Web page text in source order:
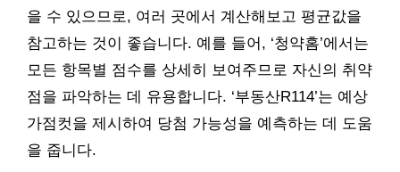
을 수 있으므로, 여러 곳에서 계산해보고 평균값을
참고하는 것이 좋습니다. 예를 들어, ‘청약홈’에서는
모든 항목별 점수를 상세히 보여주므로 자신의 취약
점을 파악하는 데 유용합니다. ‘부동산R114’는 예상
가점컷을 제시하여 당첨 가능성을 예측하는 데 도움
을 줍니다.